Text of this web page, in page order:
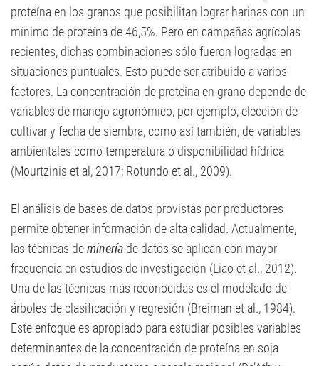
proteína en los granos que posibilitan lograr harinas con un
mínimo de proteína de 46,5%. Pero en campañas agrícolas
recientes, dichas combinaciones sólo fueron logradas en
situaciones puntuales. Esto puede ser atribuido a varios
factores. La concentración de proteína en grano depende de
variables de manejo agronómico, por ejemplo, elección de
cultivar y fecha de siembra, como así también, de variables
ambientales como temperatura o disponibilidad hídrica
(Mourtzinis et al, 2017; Rotundo et al., 2009).
El análisis de bases de datos provistas por productores
permite obtener información de alta calidad. Actualmente,
las técnicas deminería de datos se aplican con mayor
frecuencia en estudios de investigación (Liao et al., 2012).
Una de las técnicas más reconocidas es el modelado de
árboles de clasificación y regresión (Breiman et al., 1984).
Este enfoque es apropiado para estudiar posibles variables
determinantes de la concentración de proteína en soja